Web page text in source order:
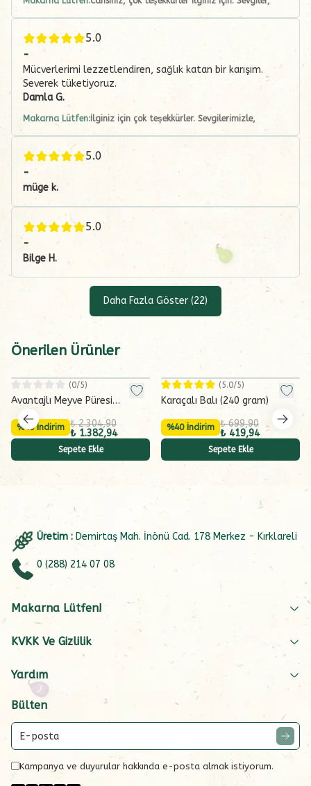
5.0
-
Mücverlerimi lezzetlendiren, sağlık katan bir karışım.
Severek tüketiyoruz.
Damla G.
Makarna Lütfen:İlginiz için çok teşekkürler. Sevgilerimizle,
5.0
-
müge k.
5.0
-
Bilge H.
Daha Fazla Göster (22)
Önerilen Ürünler
(0/5)
Avantajlı Meyve Püresi
(Armut-Kayısı-İncir) 6x130 g
%40 İndirim ₺ 2.304,90
₺ 1.382,94
Sepete Ekle
(5.0/5)
Karaçalı Balı (240 gram)
%40 İndirim ₺ 699,90
₺ 419,94
Sepete Ekle
Üretim : Demirtaş Mah. İnönü Cad. 178 Merkez - Kırklareli
0 (288) 214 07 08
Makarna Lütfen!
KVKK Ve Gizlilik
Yardım
Bülten
Kampanya ve duyurular hakkında e-posta almak istiyorum.